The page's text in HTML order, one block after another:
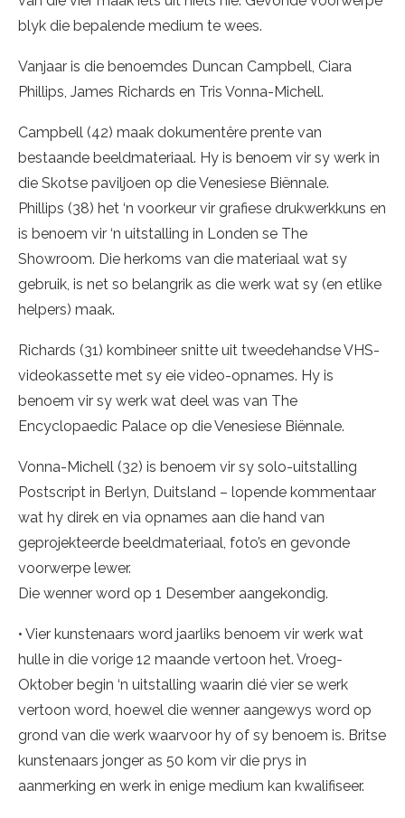
blyk die bepalende medium te wees.
Vanjaar is die benoemdes Duncan Campbell, Ciara
Phillips, James Richards en Tris Vonna-Michell.
Campbell (42) maak dokumentêre prente van
bestaande beeldmateriaal. Hy is benoem vir sy werk in
die Skotse paviljoen op die Venesiese Biënnale.
Phillips (38) het ‘n voorkeur vir grafiese drukwerkkuns en
is benoem vir ‘n uitstalling in Londen se The
Showroom. Die herkoms van die materiaal wat sy
gebruik, is net so belangrik as die werk wat sy (en etlike
helpers) maak.
Richards (31) kombineer snitte uit tweedehandse VHS-
videokassette met sy eie video-opnames. Hy is
benoem vir sy werk wat deel was van The
Encyclopaedic Palace op die Venesiese Biënnale.
Vonna-Michell (32) is benoem vir sy solo-uitstalling
Postscript in Berlyn, Duitsland – lopende kommentaar
wat hy direk en via opnames aan die hand van
geprojekteerde beeldmateriaal, foto’s en gevonde
voorwerpe lewer.
Die wenner word op 1 Desember aangekondig.
• Vier kunstenaars word jaarliks benoem vir werk wat
hulle in die vorige 12 maande vertoon het. Vroeg-
Oktober begin ‘n uitstalling waarin dié vier se werk
vertoon word, hoewel die wenner aangewys word op
grond van die werk waarvoor hy of sy benoem is. Britse
kunstenaars jonger as 50 kom vir die prys in
aanmerking en werk in enige medium kan kwalifiseer.